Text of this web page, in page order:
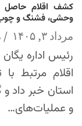
کشف اقلام حاصل
وحشی، فشنگ و
مرداد ۳, ۱۴۰۵
رئیس اداره
اقلام مرتبط
استان خبر داد
و عملیات‌های…